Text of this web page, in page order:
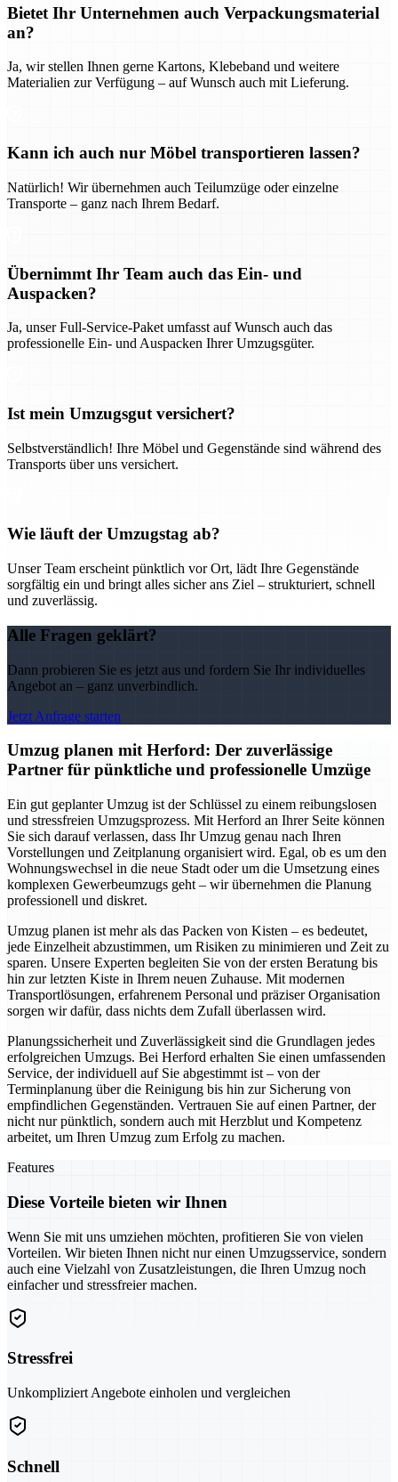
Bietet Ihr Unternehmen auch Verpackungsmaterial
an?
Ja, wir stellen Ihnen gerne Kartons, Klebeband und weitere
Materialien zur Verfügung – auf Wunsch auch mit Lieferung.
Kann ich auch nur Möbel transportieren lassen?
Natürlich! Wir übernehmen auch Teilumzüge oder einzelne
Transporte – ganz nach Ihrem Bedarf.
Übernimmt Ihr Team auch das Ein- und
Auspacken?
Ja, unser Full-Service-Paket umfasst auf Wunsch auch das
professionelle Ein- und Auspacken Ihrer Umzugsgüter.
Ist mein Umzugsgut versichert?
Selbstverständlich! Ihre Möbel und Gegenstände sind während des
Transports über uns versichert.
Wie läuft der Umzugstag ab?
Unser Team erscheint pünktlich vor Ort, lädt Ihre Gegenstände
sorgfältig ein und bringt alles sicher ans Ziel – strukturiert, schnell
und zuverlässig.
Alle Fragen geklärt?
Dann probieren Sie es jetzt aus und fordern Sie Ihr individuelles
Angebot an – ganz unverbindlich.
Jetzt Anfrage starten
Umzug planen mit Herford: Der zuverlässige
Partner für pünktliche und professionelle Umzüge
Ein gut geplanter Umzug ist der Schlüssel zu einem reibungslosen
und stressfreien Umzugsprozess. Mit Herford an Ihrer Seite können
Sie sich darauf verlassen, dass Ihr Umzug genau nach Ihren
Vorstellungen und Zeitplanung organisiert wird. Egal, ob es um den
Wohnungswechsel in die neue Stadt oder um die Umsetzung eines
komplexen Gewerbeumzugs geht – wir übernehmen die Planung
professionell und diskret.
Umzug planen ist mehr als das Packen von Kisten – es bedeutet,
jede Einzelheit abzustimmen, um Risiken zu minimieren und Zeit zu
sparen. Unsere Experten begleiten Sie von der ersten Beratung bis
hin zur letzten Kiste in Ihrem neuen Zuhause. Mit modernen
Transportlösungen, erfahrenem Personal und präziser Organisation
sorgen wir dafür, dass nichts dem Zufall überlassen wird.
Planungssicherheit und Zuverlässigkeit sind die Grundlagen jedes
erfolgreichen Umzugs. Bei Herford erhalten Sie einen umfassenden
Service, der individuell auf Sie abgestimmt ist – von der
Terminplanung über die Reinigung bis hin zur Sicherung von
empfindlichen Gegenständen. Vertrauen Sie auf einen Partner, der
nicht nur pünktlich, sondern auch mit Herzblut und Kompetenz
arbeitet, um Ihren Umzug zum Erfolg zu machen.
Features
Diese Vorteile bieten wir Ihnen
Wenn Sie mit uns umziehen möchten, profitieren Sie von vielen
Vorteilen. Wir bieten Ihnen nicht nur einen Umzugsservice, sondern
auch eine Vielzahl von Zusatzleistungen, die Ihren Umzug noch
einfacher und stressfreier machen.
Stressfrei
Unkompliziert Angebote einholen und vergleichen
Schnell